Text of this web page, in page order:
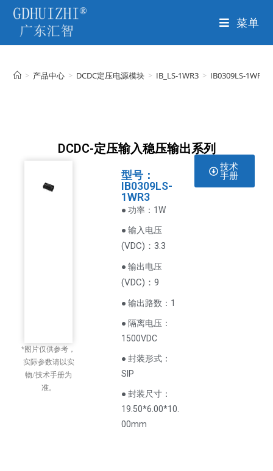
菜单
> 产品中心 > DCDC定压电源模块 > IB_LS-1WR3 > IB0309LS-1WR3
DCDC-定压输入稳压输出系列
*图片仅供参考，
实际参数请以实
物/技术手册为
准。
型号：
IB0309LS-
1WR3
● 功率：1W
● 输入电压
(VDC)：3.3
● 输出电压
(VDC) ：9
● 输出路数：1
● 隔离电压：
1500VDC
● 封装形式：
SIP
● 封装尺寸：
19.50*6.00*10.
00mm
技术
手册